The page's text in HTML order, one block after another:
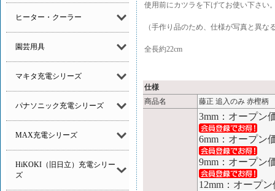
ヒーター・クーラー
園芸用具
マキタ充電シリーズ
パナソニック充電シリーズ
MAX充電シリーズ
HiKOKI（旧日立）充電シリー
ズ
使用前にカツラを下げてお使い下さい
（手作り品のため、仕様が写真と異
全長約22cm
仕様
商品名
藤正 追入のみ 赤樫柄
3mm：オープ
6mm：オープ
9mm：オープ
12mm：オープ